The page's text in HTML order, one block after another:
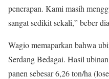
penerapan. Kami masih
sangat sedikit sekali,” beber
Wagio memaparkan bahwa
Serdang Bedagai. Hasil
panen sebesar 6,26 ton/ha